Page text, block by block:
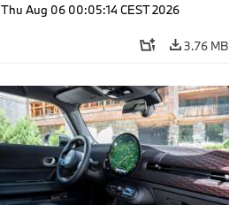
Optional Extras, Accessories
Thu Aug 06 00:05:14 CEST 2026
3.76 MB